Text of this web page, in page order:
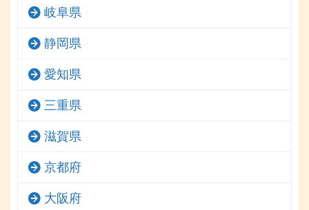
岐阜県
静岡県
愛知県
三重県
滋賀県
京都府
大阪府